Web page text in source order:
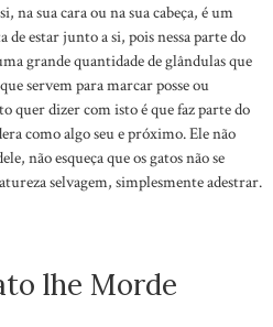
na sua cara ou na sua cabeça, é um
de estar junto a si, pois nessa parte do
grande quantidade de glândulas que
servem para marcar posse ou
quer dizer com isto é que faz parte do
como algo seu e próximo. Ele não
não esqueça que os gatos não se
selvagem, simplesmente adestrar.
lhe Morde